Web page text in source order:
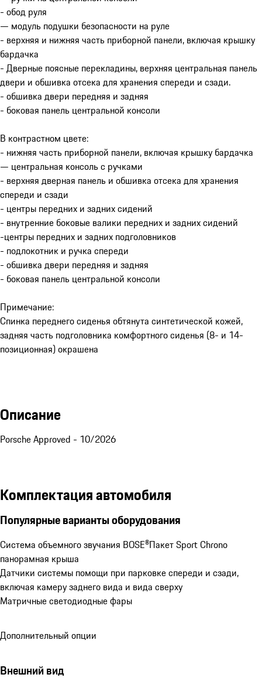
- обод руля
— модуль подушки безопасности на руле
- верхняя и нижняя часть приборной панели, включая крышку
бардачка
- Дверные поясные перекладины, верхняя центральная панель
двери и обшивка отсека для хранения спереди и сзади.
- обшивка двери передняя и задняя
- боковая панель центральной консоли
В контрастном цвете:
- нижняя часть приборной панели, включая крышку бардачка
— центральная консоль с ручками
- верхняя дверная панель и обшивка отсека для хранения
спереди и сзади
- центры передних и задних сидений
- внутренние боковые валики передних и задних сидений
-центры передних и задних подголовников
- подлокотник и ручка спереди
- обшивка двери передняя и задняя
- боковая панель центральной консоли
Примечание:
Спинка переднего сиденья обтянута синтетической кожей,
задняя часть подголовника комфортного сиденья (8- и 14-
позиционная) окрашена
Описание
Porsche Approved - 10/2026
Комплектация автомобиля
Популярные варианты оборудования
Система объемного звучания BOSE®Пакет Sport Chrono
панорамная крыша
Датчики системы помощи при парковке спереди и сзади,
включая камеру заднего вида и вида сверху
Матричные светодиодные фары
Дополнительный опции
Внешний вид